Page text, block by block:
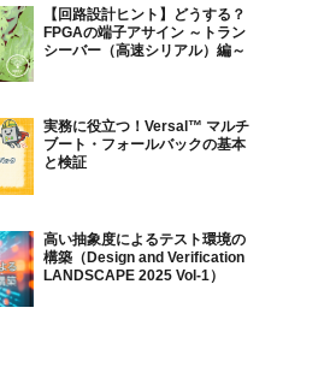
【回路設計ヒント】どうする？
FPGAの端子アサイン ～トラン
シーバー（高速シリアル）編～
実務に役立つ！Versal™ マルチ
ブート・フォールバックの基本
と検証
高い抽象度によるテスト環境の
構築（Design and Verification
LANDSCAPE 2025 Vol-1）